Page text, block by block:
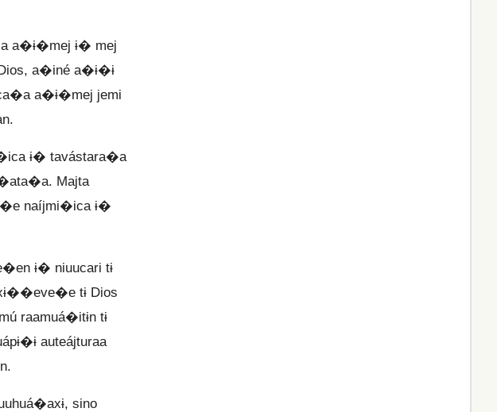
a�ɨ�mej ɨ� mej
a�iné a�ɨ�ɨ
a�ɨ�mej jemi
ɨ� tavástara�a
Majta
naíjmi�ica ɨ�
ɨ� niuucari tɨ
tɨ Dios
raamuá�itɨn tɨ
auteájturaa
sino